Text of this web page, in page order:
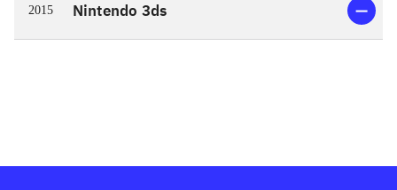
2015 Nintendo 3ds